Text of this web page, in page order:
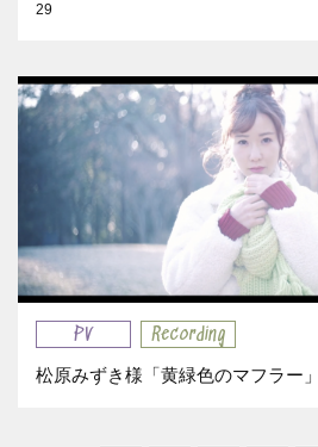
29
PV
Recording
松原みずき様「黄緑色のマフラー」